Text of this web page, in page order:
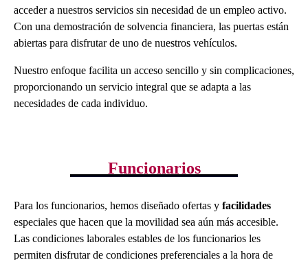
acceder a nuestros servicios sin necesidad de un empleo activo.
Con una demostración de solvencia financiera, las puertas están
abiertas para disfrutar de uno de nuestros vehículos.
Nuestro enfoque facilita un acceso sencillo y sin complicaciones,
proporcionando un servicio integral que se adapta a las
necesidades de cada individuo.
Funcionarios
Para los funcionarios, hemos diseñado ofertas y facilidades
especiales que hacen que la movilidad sea aún más accesible.
Las condiciones laborales estables de los funcionarios les
permiten disfrutar de condiciones preferenciales a la hora de